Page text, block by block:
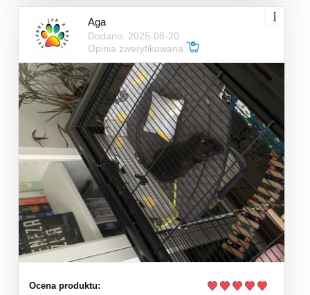
Aga
Dodano: 2025-08-20
Opinia zweryfikowana
Ocena produktu: